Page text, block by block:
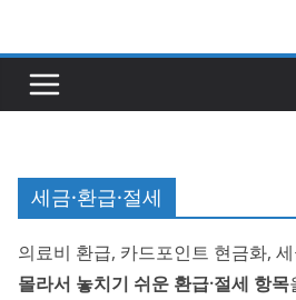
로
세금·환급·절세
의료비 환급, 카드포인트 현금화,
몰라서 놓치기 쉬운 환급·절세 항목